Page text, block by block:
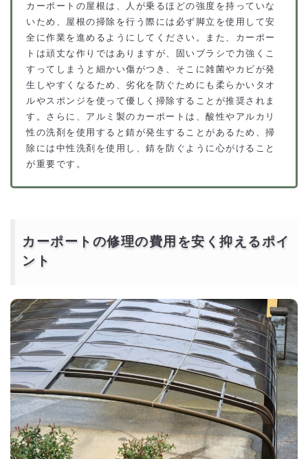
カーポートの屋根は、人が乗るほどの強度を持っていな
いため、屋根の掃除を行う際には必ず脚立を使用して安
全に作業を進めるようにしてください。また、カーポー
トは頑丈な作りではありますが、固いブラシで力強くこ
すってしまうと細かい傷がつき、そこに雑菌やカビが発
生しやすくなるため、劣化を防ぐためにも柔らかいタオ
ルやスポンジを使って優しく掃除することが推奨されま
す。さらに、アルミ製のカーポートは、酸性やアルカリ
性の洗剤を使用すると錆が発生することがあるため、掃
除には中性洗剤を使用し、錆を防ぐように心がけること
が重要です。
カーポートの修理の費用を安く抑えるポイ
ント